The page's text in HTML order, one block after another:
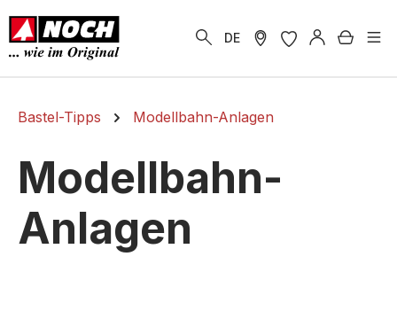
springen
DE
Bastel-Tipps Modellbahn-Anlagen
Modellbahn-
Anlagen